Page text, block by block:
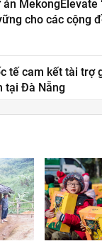
MekongElevate
cho các cộng
tế cam kết tài trợ
tại Đà Nẵng